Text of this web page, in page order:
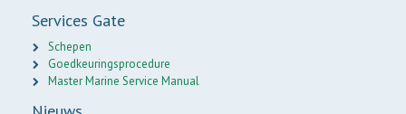
Services Gate
Schepen
Goedkeuringsprocedure
Master Marine Service Manual